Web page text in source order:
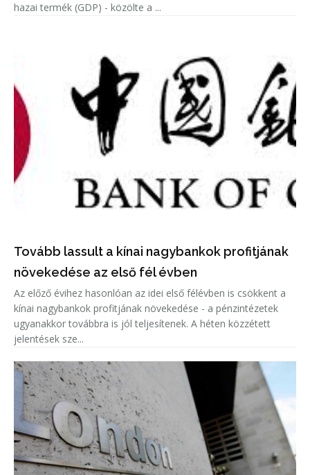
hazai termék (GDP) - közölte a ...
Tovább lassult a kínai nagybankok profitjának
növekedése az első fél évben
Az előző évihez hasonlóan az idei első félévben is csökkent a
kínai nagybankok profitjának növekedése - a pénzintézetek
ugyanakkor továbbra is jól teljesítenek. A héten közzétett
jelentések sze...